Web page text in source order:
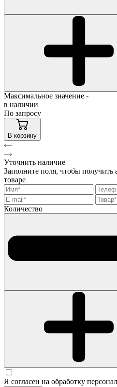
Максимальное значение -
в наличии
По запросу
В корзину
Уточнить наличие
Заполните поля, чтобы
товаре
Количество
Я согласен на обработку